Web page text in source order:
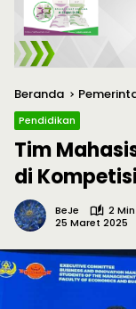
Beranda
Pendidikan
Tim
di
BeJe
2
25 Maret 2025